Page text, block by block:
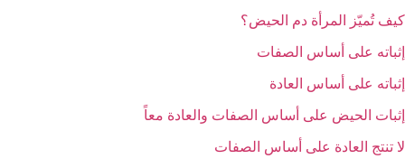
كيف تُميّز المرأة دم الحيض؟
إثباته على أساس الصفات
إثباته على أساس العادة
إثبات الحيض على أساس الصفات والعادة معاً
لا تنتج العادة على أساس الصفات